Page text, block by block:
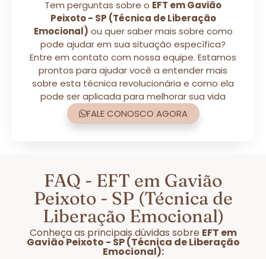
Tem perguntas sobre o EFT em Gavião
Peixoto - SP (Técnica de Liberação
Emocional) ou quer saber mais sobre como
pode ajudar em sua situação específica?
Entre em contato com nossa equipe. Estamos
prontos para ajudar você a entender mais
sobre esta técnica revolucionária e como ela
pode ser aplicada para melhorar sua vida
FALE CONOSCO AGORA
FAQ - EFT em Gavião
Peixoto - SP (Técnica de
Liberação Emocional)
Conheça as principais dúvidas sobre EFT em
Gavião Peixoto - SP (Técnica de Liberação
Emocional):